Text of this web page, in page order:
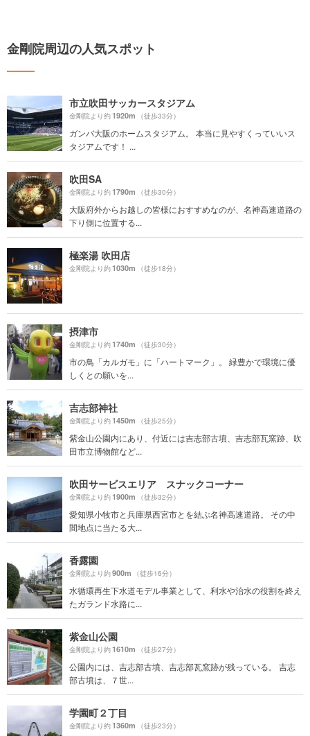
金剛院周辺の人気スポット
市立吹田サッカースタジアム
金剛院より約1920m （徒歩33分）
ガンバ大阪のホームスタジアム。 本当に見やすくっていいス
タジアムです！ ...
吹田SA
金剛院より約1790m （徒歩30分）
大阪府外からお越しの皆様におすすめなのが、名神高速道路の
下り側に位置する...
極楽湯 吹田店
金剛院より約1030m （徒歩18分）
摂津市
金剛院より約1740m （徒歩30分）
市の鳥「カルガモ」に「ハートマーク」。 緑豊かで環境に優
しくとの願いを...
吉志部神社
金剛院より約1450m （徒歩25分）
紫金山公園内にあり、付近には吉志部古墳、吉志部瓦窯跡、吹
田市立博物館など...
吹田サービスエリア スナックコーナー
金剛院より約1900m （徒歩32分）
愛知県小牧市と兵庫県西宮市とを結ぶ名神高速道路。 その中
間地点に当たる大...
香露園
金剛院より約900m （徒歩16分）
水循環再生下水道モデル事業として、利水や治水の役割を終え
たガランド水路に...
紫金山公園
金剛院より約1610m （徒歩27分）
公園内には、吉志部古墳、吉志部瓦窯跡が残っている。 吉志
部古墳は、７世...
学園町２丁目
金剛院より約1360m （徒歩23分）